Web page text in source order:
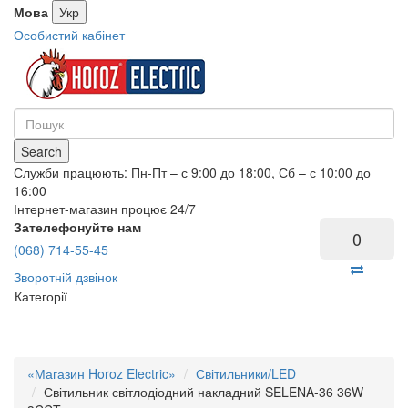
Мова Укр
Особистий кабінет
Search
Служби працюють: Пн-Пт – с 9:00 до 18:00, Сб – с 10:00 до
16:00
Інтернет-магазин процює 24/7
Зателефонуйте нам
(068) 714-55-45
Зворотній дзвінок
0
Категорії
«Магазин Horoz Electric»
Світильники/LED
Світильник світлодіодний накладний SELENA-36 36W